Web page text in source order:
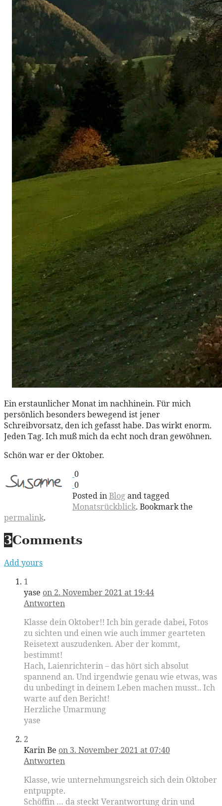
Ein erstaunlicher Monat im nachhinein. Für mich
persönlich besonders bewegend ist jener
Schreibvorsatz, den ich gefasst habe. Das wirkt enorm.
Jeden Tag. Ich muß mich da echt noch dran gewöhnen.
Schön war er der Oktober.
0
0
Posted inBlogand tagged
Monatsrückblick. Bookmark the
permalink.
3Comments
Add yours
1
yase on 2. November 2021 at 19:44
Antworten
Klasse dein Oktober!! Ich bin gerade dabei, Fotos
zu sichten und einen wie auch immer gearteten
Reisetext auszudenken. Aber der kommt,
bestimmt!
Hach, Laienrichterin – das hört sich absolut
spannend an. Und irgendwie genau wie etwas, was
du unbedingt in deinem Leben machen musst.. Ich
warte auf den Bericht!
Herzliche Umarmung
yase
2
Karin Be on 3. November 2021 at 07:40
Antworten
Klasse, wie unternehmungsreich sich dein Oktober
entpuppte.
Schöffin … da steckt Verantwortung drin und